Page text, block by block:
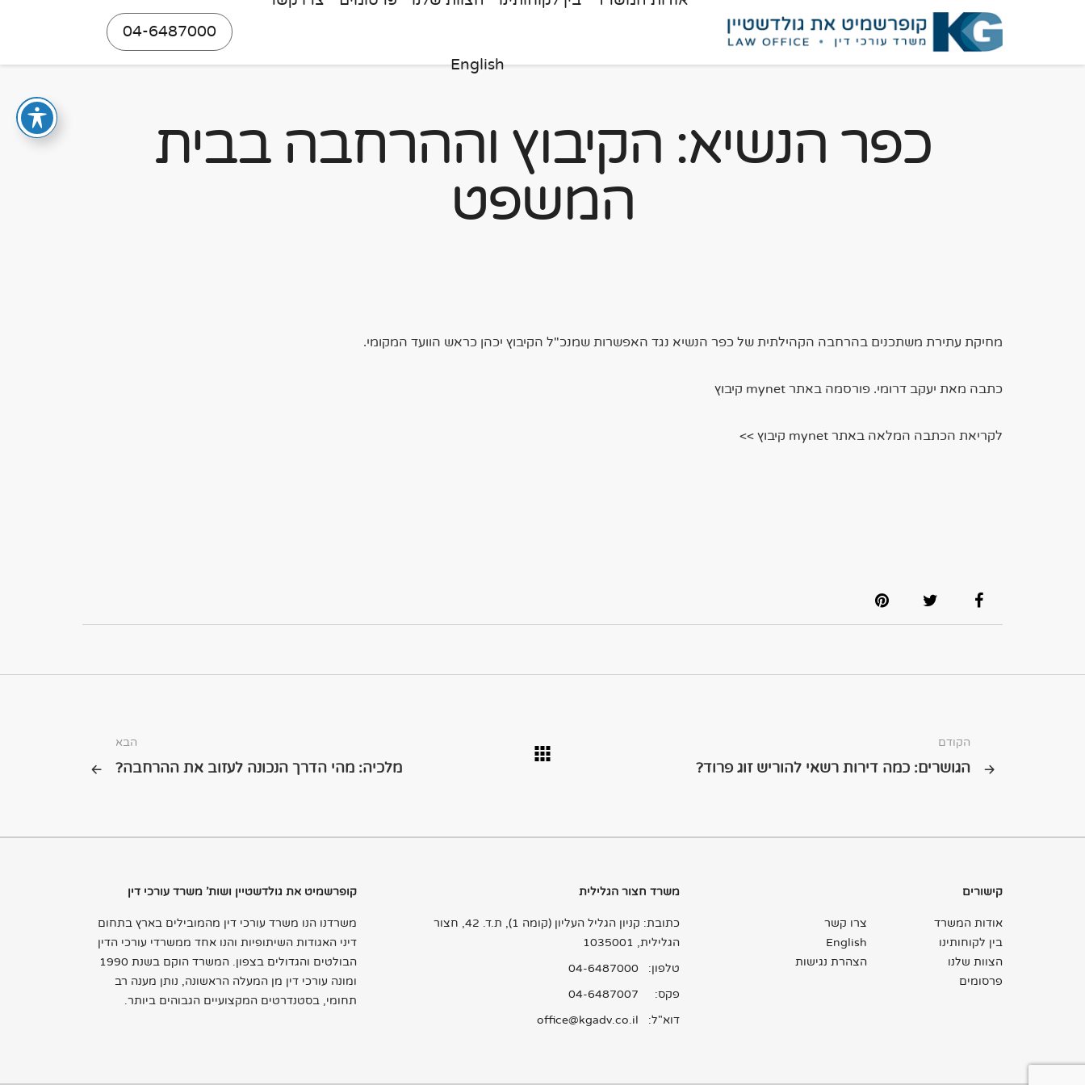
English
04-6487000
כפר הנשיא: הקיבוץ וההרחבה בבית
המשפט
מחיקת עתירת משתכנים בהרחבה הקהילתית של כפר הנשיא נגד האפשרות שמנכ"ל הקיבוץ יכהן כראש הוועד המקומי.
כתבה מאת יעקב דרומי. פורסמה באתר mynet קיבוץ
לקריאת הכתבה המלאה באתר mynet קיבוץ >>
הקודם
הגושרים: כמה דירות רשאי להוריש זוג פרוד?
הבא
מלכיה: מהי הדרך הנכונה לעזוב את ההרחבה?
קישורים
אודות המשרד
בין לקוחותינו
הצוות שלנו
פרסומים
צרו קשר
English
הצהרת נגישות
משרד חצור הגלילית
כתובת: קניון הגליל העליון (קומה 1), ת.ד. 42, חצור
הגלילית, 1035001
טלפון: 04-6487000
פקס: 04-6487007
דוא"ל: office@kgadv.co.il
קופרשמיט את גולדשטיין ושות' משרד עורכי דין
משרדנו הנו משרד עורכי דין מהמובילים בארץ בתחום
דיני האגודות השיתופיות והנו אחד ממשרדי עורכי הדין
הבולטים והגדולים בצפון. המשרד הוקם בשנת 1990
ומונה עורכי דין מן המעלה הראשונה, נותן מענה רב
תחומי, בסטנדרטים המקצועיים הגבוהים ביותר.